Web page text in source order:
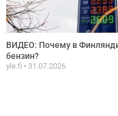
ВИДЕО: Почему в
бензин?
yle.fi 31.07.2026